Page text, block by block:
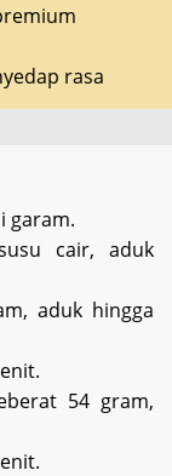
rasa
garam.
cair, aduk
aduk hingga
54 gram,